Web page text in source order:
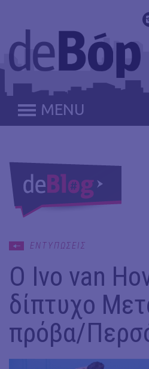
MENU
ΕΝΤΥΠΩΣΕΙΣ
Ο Ivo van
δίπτυχο
πρόβα/